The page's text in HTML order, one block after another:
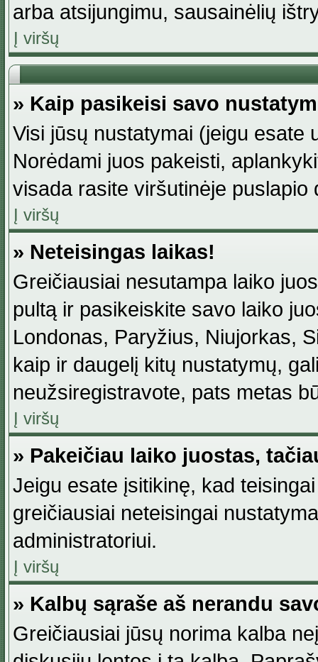
arba atsijungimu, sausainėlių
Į viršų
» Kaip pasikeisi savo
Visi jūsų nustatymai (jeigu esate
Norėdami juos pakeisti,
visada rasite viršutinėje
Į viršų
» Neteisingas laikas!
Greičiausiai nesutampa laiko
pultą ir pasikeiskite savo laiko
Londonas, Paryžius, Niujorkas,
kaip ir daugelį kitų nustatymų,
neužsiregistravote, pats metas
Į viršų
» Pakeičiau laiko juostas,
Jeigu esate įsitikinę, kad
greičiausiai neteisingai
administratoriui.
Į viršų
» Kalbų sąraše aš nerandu
Greičiausiai jūsų norima kalba